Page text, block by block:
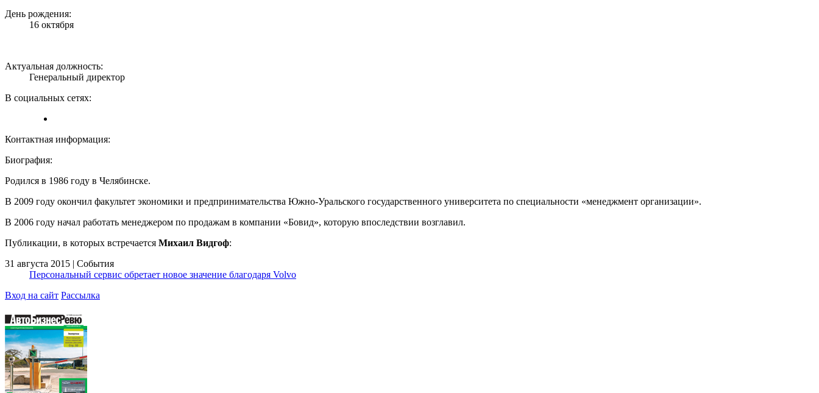
День рождения:
16 октября
Актуальная должность:
Генеральный директор
В социальных сетях:
Контактная информация:
Биография:
Родился в 1986 году в Челябинске.
В 2009 году окончил факультет экономики и предпринимательства Южно-Уральского государственного университета по специальности «менеджмент организации».
В 2006 году начал работать менеджером по продажам в компании «Бовид», которую впоследствии возглавил.
Публикации, в которых встречается Михаил Видгоф:
31 августа 2015 | События
Персональный сервис обретает новое значение благодаря Volvo
Вход на сайт Рассылка